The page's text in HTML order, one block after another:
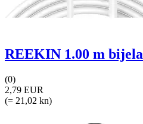
REEKIN 1.00 m bijela
(0)
2,79 EUR
(= 21,02 kn)